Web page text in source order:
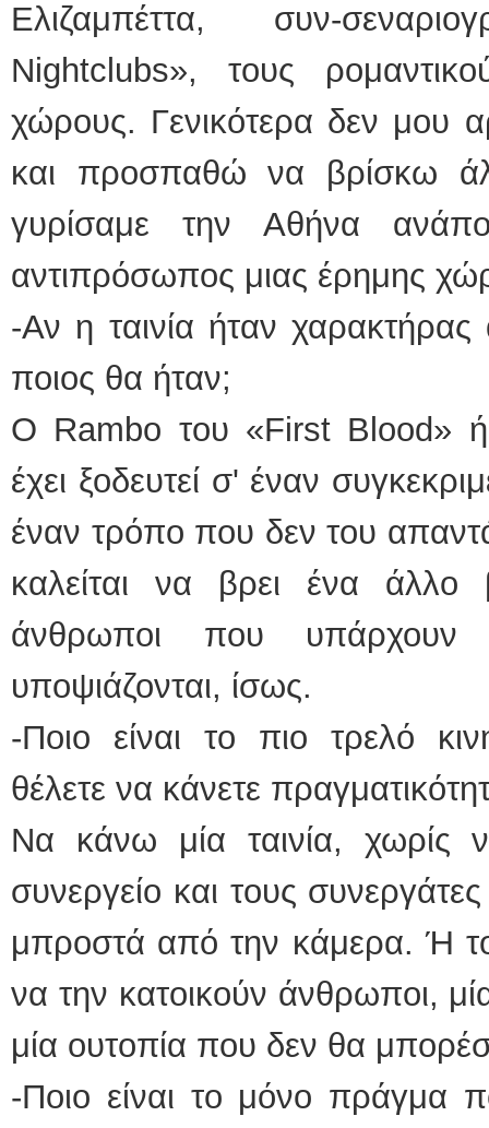
Ελιζαμπέττα, συν-
Nightclubs», τους
χώρους. Γενικότερα δεν μου
και προσπαθώ να βρίσκω
γυρίσαμε την Αθήνα
αντιπρόσωπος μιας έρημης
-Αν η ταινία ήταν
ποιος θα ήταν;
Ο Rambo του «First Blood» ή
έχει ξοδευτεί σ' έναν
έναν τρόπο που δεν του
καλείται να βρει ένα
άνθρωποι που υπάρχουν
υποψιάζονται, ίσως.
-Ποιο είναι το πιο τρελό
θέλετε να κάνετε
Να κάνω μία ταινία, χωρίς
συνεργείο και τους
μπροστά από την κάμερα. Ή
να την κατοικούν άνθρωποι,
μία ουτοπία που δεν θα
-Ποιο είναι το μόνο πράγμα